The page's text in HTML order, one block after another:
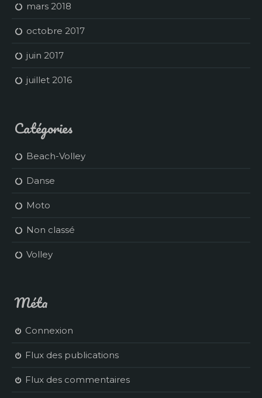
mars 2018
octobre 2017
juin 2017
juillet 2016
Catégories
Beach-Volley
Danse
Moto
Non classé
Volley
Méta
Connexion
Flux des publications
Flux des commentaires